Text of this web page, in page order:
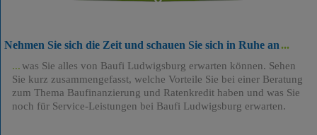
Nehmen Sie sich die Zeit und schauen Sie sich in Ruhe an
was Sie alles von Baufi Ludwigsburg erwarten können. Sehen
Sie kurz zusammengefasst, welche Vorteile Sie bei einer Beratung
zum Thema Baufinanzierung und Ratenkredit haben und was Sie
noch für Service-Leistungen bei Baufi Ludwigsburg erwarten.